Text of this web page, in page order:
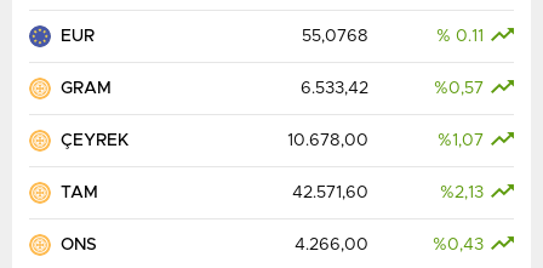
EUR 55,0768 % 0.11
GRAM 6.533,42 %0,57
ÇEYREK 10.678,00 %1,07
TAM 42.571,60 %2,13
ONS 4.266,00 %0,43